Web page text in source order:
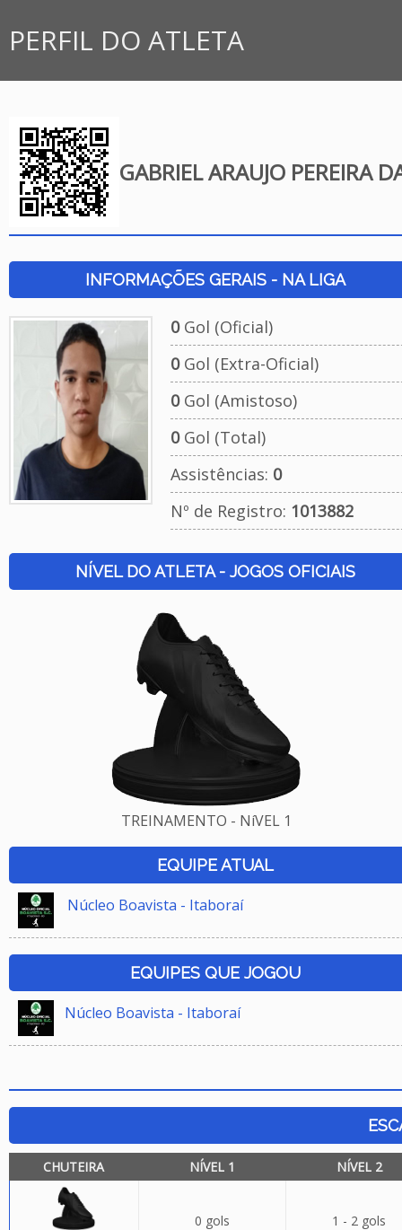
PERFIL DO ATLETA
GABRIEL ARAUJO PEREIRA
INFORMAÇÕES GERAIS - NA LIGA
0Gol (Oficial)
0Gol (Extra-Oficial)
0Gol (Amistoso)
0Gol (Total)
Assistências: 0
Nº de Registro: 1013882
NÍVEL DO ATLETA - JOGOS OFICIAIS
TREINAMENTO - NíVEL 1
EQUIPE ATUAL
Núcleo Boavista - Itaboraí
EQUIPES QUE JOGOU
Núcleo Boavista - Itaboraí
CHUTEIRA NÍVEL 1 NÍVEL 2
0 gols 1 - 2 gols